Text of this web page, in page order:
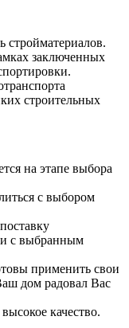
стройматериалов.
заключенных
строительных
на этапе выбора
с выбором
с выбранным
применить свои
дом радовал Вас
качество.